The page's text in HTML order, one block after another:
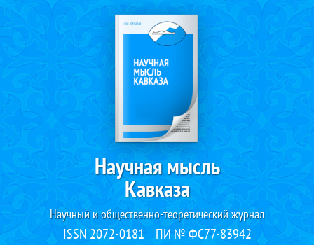
Научная мысль
Кавказа
Научный и общественно-теоретический журнал
ISSN 2072-0181 ПИ № ФС77-83942